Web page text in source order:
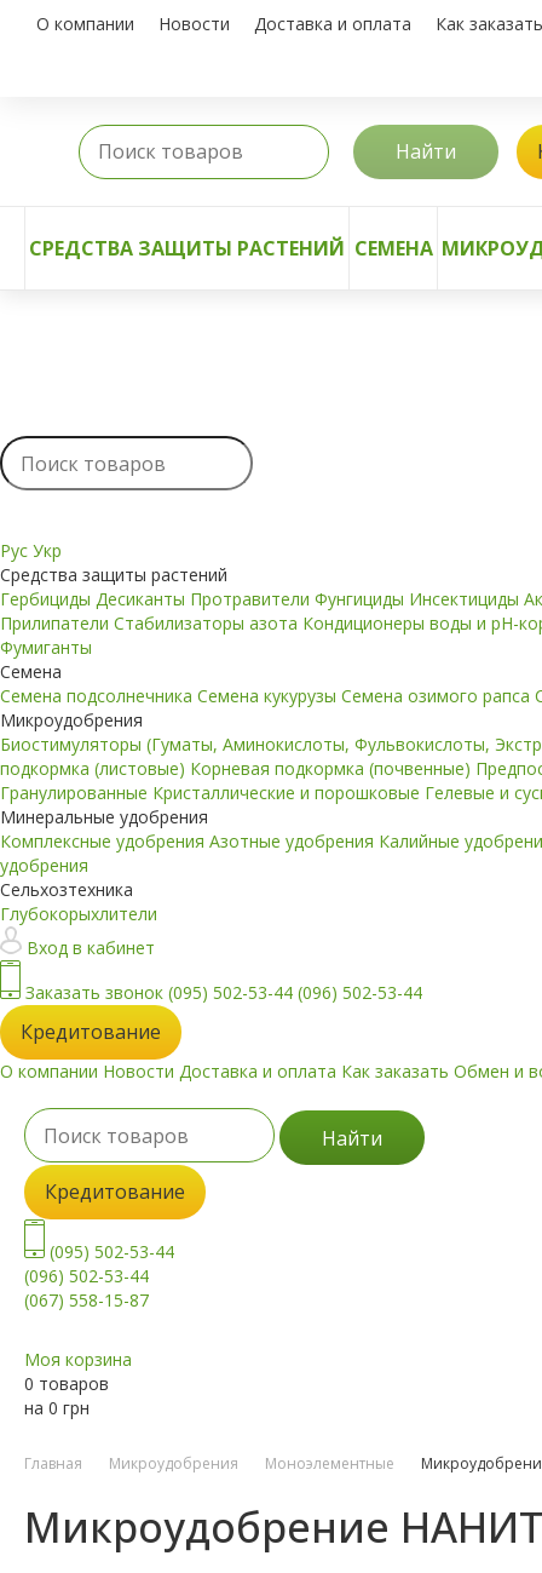
О компании Новости Доставка и оплата Как заказать
Найти
СРЕДСТВА ЗАЩИТЫ РАСТЕНИЙ СЕМЕНА
Рус Укр
Средства защиты растений
Гербициды Десиканты Протравители Фунгициды Инсектициды
Прилипатели Стабилизаторы азота Кондиционеры воды и pH-
Фумиганты
Семена
Семена подсолнечника Семена кукурузы Семена озимого рапса
Микроудобрения
Биостимуляторы (Гуматы, Аминокислоты, Фульвокислоты,
подкормка (листовые) Корневая подкормка (почвенные)
Гранулированные Кристаллические и порошковые Гелевые и
Минеральные удобрения
Комплексные удобрения Азотные удобрения Калийные
удобрения
Сельхозтехника
Глубокорыхлители
Вход в кабинет
Заказать звонок (095) 502-53-44 (096) 502-53-44
Кредитование
О компании Новости Доставка и оплата Как заказать Обмен и
Найти
Кредитование
(095) 502-53-44
(096) 502-53-44
(067) 558-15-87
Моя корзина
0 товаров
на 0 грн
Главная Микроудобрения Моноэлементные
Микроудобрение НАНИТ